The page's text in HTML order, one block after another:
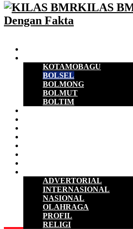
KILAS
Dengan Fakta
KOTAMOBAGU
BOLSEL
BOLMONG
BOLMUT
BOLTIM
ADVERTORIAL
INTERNASIONAL
NASIONAL
OLAHRAGA
PROFIL
RELIGI